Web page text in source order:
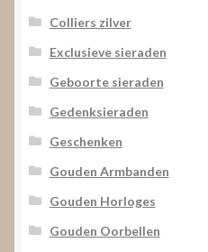
Colliers zilver
Exclusieve sieraden
Geboorte sieraden
Gedenksieraden
Geschenken
Gouden Armbanden
Gouden Horloges
Gouden Oorbellen